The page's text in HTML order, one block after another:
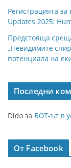
Регистрацията
Updates 2025:
Предстояща
„Невидимите
потенциала на
Последни
Dido за БОТ-ът в
От Facebook